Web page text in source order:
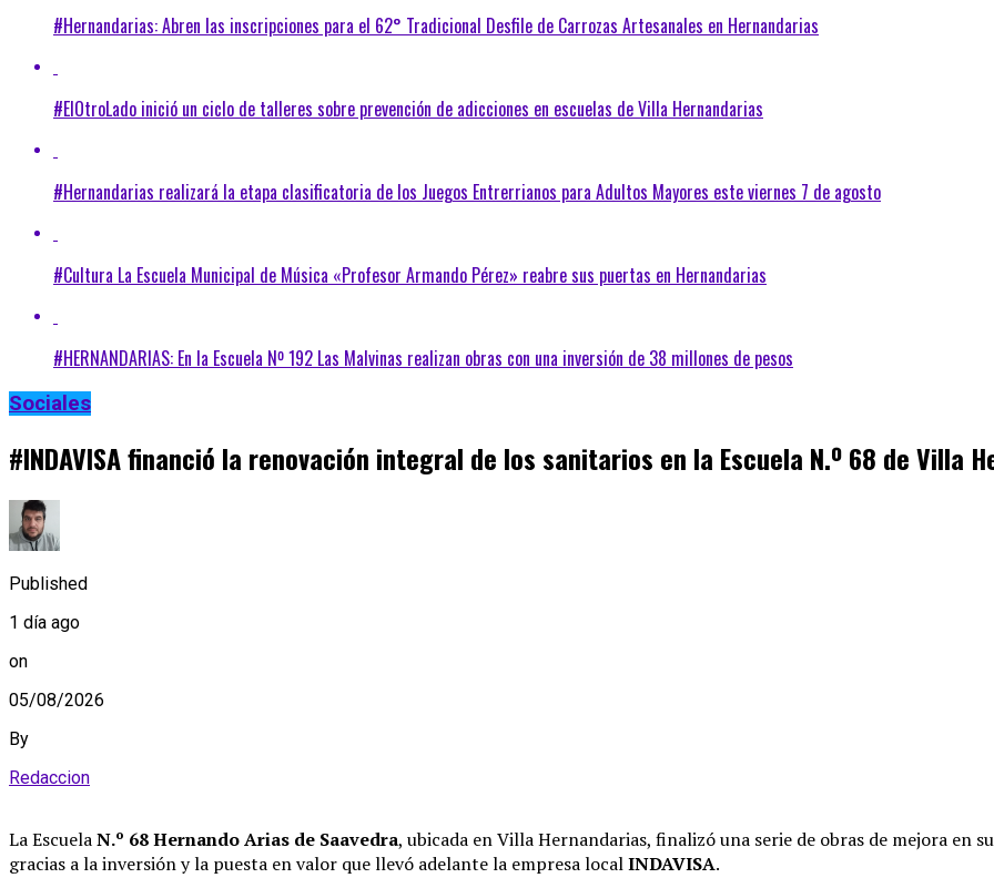
#Hernandarias: Abren las inscripciones para el 62° Tradicional Desfile de Carrozas Artesanales en Hernandarias
#ElOtroLado inició un ciclo de talleres sobre prevención de adicciones en escuelas de Villa Hernandarias
#Hernandarias realizará la etapa clasificatoria de los Juegos Entrerrianos para Adultos Mayores este viernes 7 de agosto
#Cultura La Escuela Municipal de Música «Profesor Armando Pérez» reabre sus puertas en Hernandarias
#HERNANDARIAS: En la Escuela Nº 192 Las Malvinas realizan obras con una inversión de 38 millones de pesos
Sociales
#INDAVISA financió la renovación integral de los sanitarios en la Escuela N.º 68 de Villa
Published
1 día ago
on
05/08/2026
By
Redaccion
La EscuelaN.º 68 Hernando Arias de Saavedra, ubicada en Villa Hernandarias, finalizó una serie de obras de mejora en
gracias a la inversión y la puesta en valor que llevó adelante la empresa localINDAVISA.